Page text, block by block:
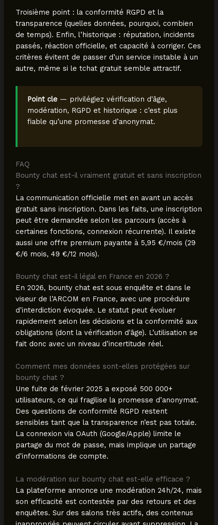
Troisième point : la conformité RGPD et la
transparence (quelles données, pourquoi, combien
de temps). Enfin, l’historique : réputation, incidents
passés, réaction officielle, et capacité à corriger. Ces
critères évitent de passer d’un service instable à un
autre, même si le tchat gratuit semble attractif.
Point cle— privilégiez vérification d'âge,
modération, RGPD et historique : c’est plus
fiable qu’une promesse d’anonymat.
FAQ
Bounty chat est-il vraiment gratuit et sans inscription
?
La communication officielle met en avant un accès
gratuit sans inscription. Dans les faits, une inscription
peut être demandée selon les parcours (accès à
certaines fonctions, connexion récurrente). Il existe
aussi une offre premium payante à 5,95 €/mois (29
€/6 mois, 49 €/12 mois).
Bounty chat est-il légal en France en 2026 ?
En 2026, bounty chat est sous enquête et dans le
viseur de l’ARCOM en France, avec une procédure
d’interdiction évoquée. Le statut peut évoluer
rapidement selon les décisions et la conformité aux
obligations (dont la vérification d'âge). L’utilisation se
fait donc avec un niveau d’incertitude réel.
Comment mes données sont-elles protégées sur
bounty chat ?
Une fuite de février 2025 a exposé 500 000+
utilisateurs, ce qui fragilise la promesse d’anonymat.
Des questions de conformité RGPD restent
sensibles tant que la transparence n’est pas totale.
La connexion via OAuth (Google/Apple) limite le
partage du mot de passe, mais implique un partage
d’informations de compte.
La modération sur bounty chat est-elle efficace ?
La plateforme annonce une modération 24h/24, mais
son efficacité est contestée par des retours et des
enquêtes. Sur des salons très actifs, des contenus